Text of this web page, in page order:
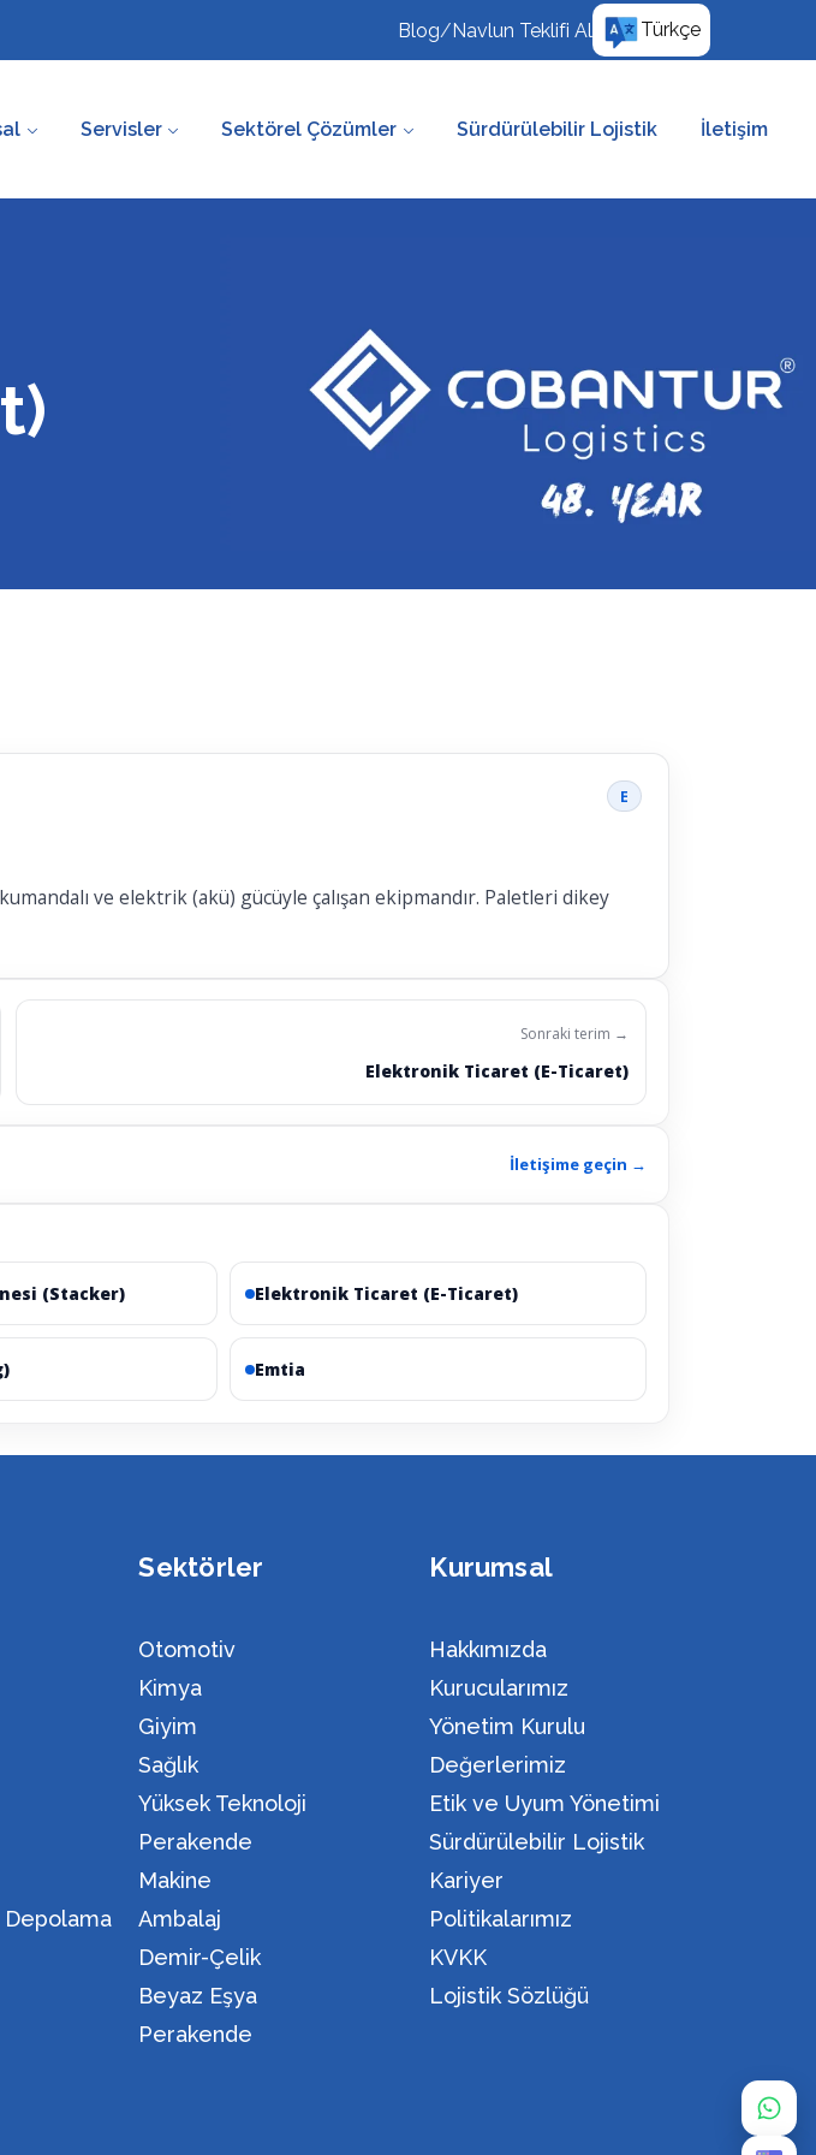
Blog/Navlun Teklifi Al Türkçe
Servisler Sektörel Çözümler Sürdürülebilir Lojistik İletişim
E
ve elektrik (akü) gücüyle çalışan ekipmandır. Paletleri dikey
Sonraki terim →
Elektronik Ticaret (E-Ticaret)
İletişime geçin →
(Stacker) Elektronik Ticaret (E-Ticaret)
Emtia
Depolama
Sektörler
Otomotiv
Kimya
Giyim
Sağlık
Yüksek Teknoloji
Perakende
Makine
Ambalaj
Demir-Çelik
Beyaz Eşya
Perakende
Kurumsal
Hakkımızda
Kurucularımız
Yönetim Kurulu
Değerlerimiz
Etik ve Uyum Yönetimi
Sürdürülebilir Lojistik
Kariyer
Politikalarımız
KVKK
Lojistik Sözlüğü